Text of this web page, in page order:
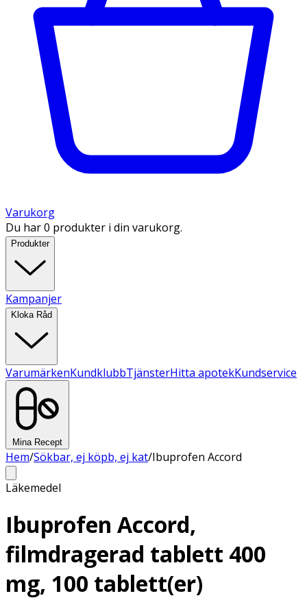
Varukorg
Du har 0 produkter i din varukorg.
Produkter
Kampanjer
Kloka Råd
VarumärkenKundklubbTjänsterHitta apotekKundservice
Mina Recept
Hem/Sökbar, ej köpb, ej kat/Ibuprofen Accord
Läkemedel
Ibuprofen Accord,
filmdragerad tablett 400
mg, 100 tablett(er)